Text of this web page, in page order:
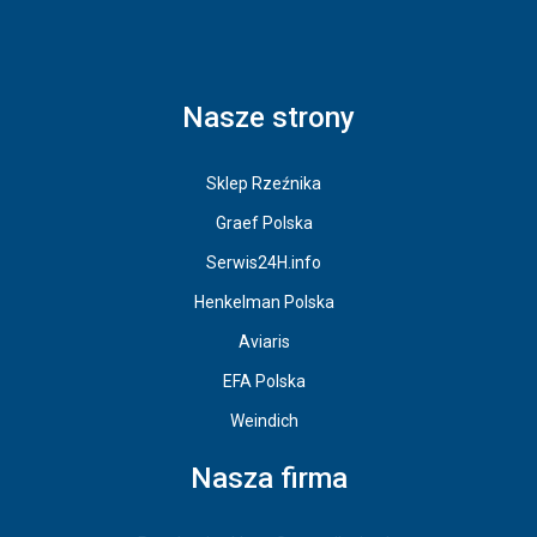
Nasze strony
Sklep Rzeźnika
Graef Polska
Serwis24H.info
Henkelman Polska
Aviaris
EFA Polska
Weindich
Nasza firma